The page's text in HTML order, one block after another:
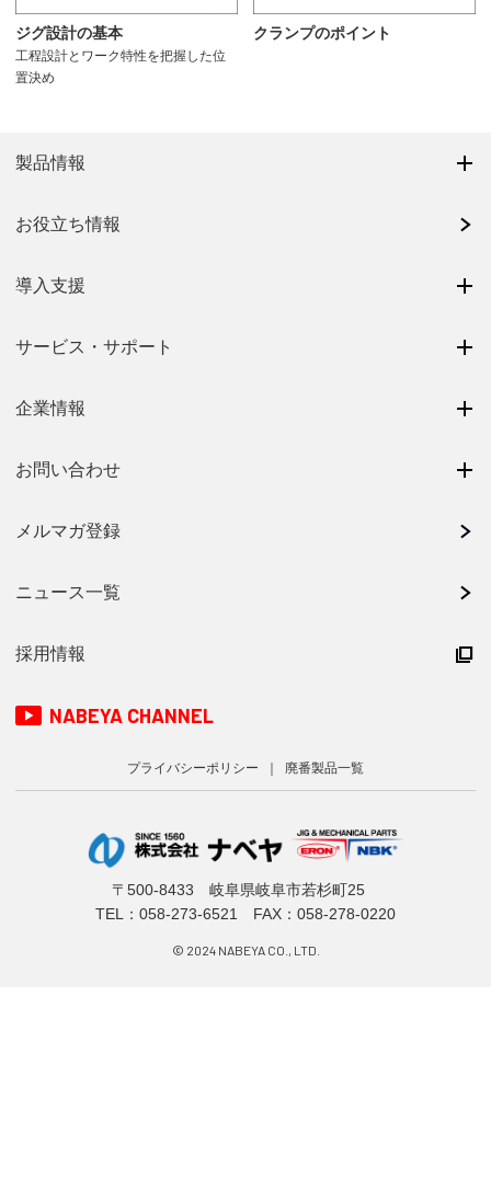
ジグ設計の基本
工程設計とワーク特性を把握した位
置決め
クランプのポイント
製品情報
お役立ち情報
導入支援
サービス・サポート
企業情報
お問い合わせ
メルマガ登録
ニュース一覧
採用情報
NABEYA CHANNEL
プライバシーポリシー 廃番製品一覧
〒500-8433 岐阜県岐阜市若杉町25
TEL： 058-273-6521 FAX：058-278-0220
© 2024 NABEYA CO., LTD.